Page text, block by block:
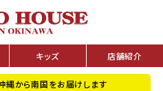
キッズ 店舗紹介
縄から南国をお届けします